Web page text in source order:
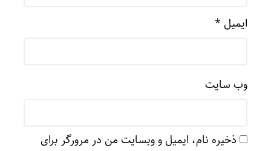
ایمیل *
وب‌ سایت
ذخیره نام، ایمیل و وبسایت من در مرورگر برای